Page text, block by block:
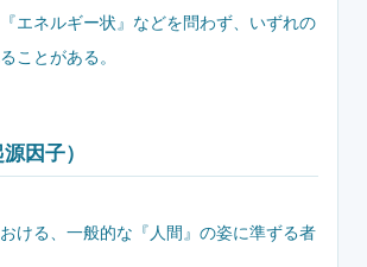
エネルギー状』などを問わず、いずれの
ことがある。
因子）
ける、一般的な『人間』の姿に準ずる者